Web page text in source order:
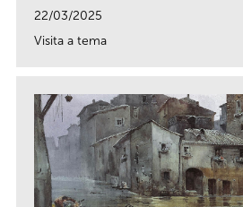
22/03/2025
Visita a tema